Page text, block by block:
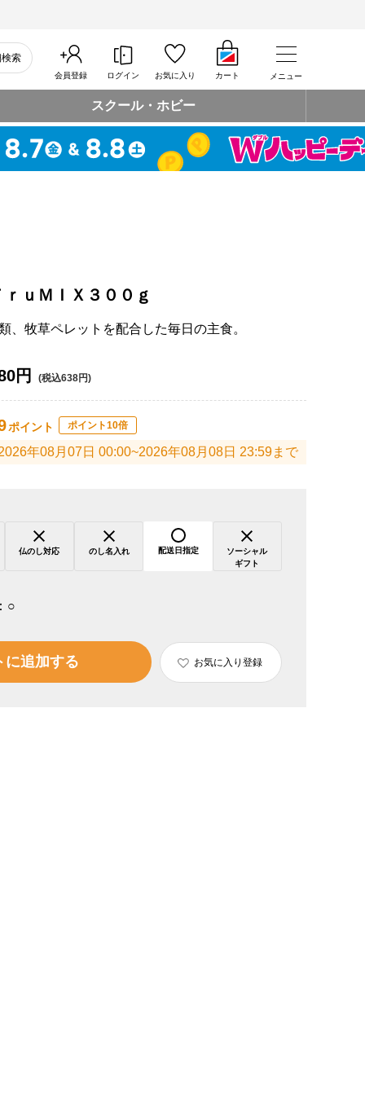
索
会員登録 ログイン お気に入り カート メニュー
スクール・ホビー
ｕＭＩＸ３００ｇ
、牧草ペレットを配合した毎日の主食。
円 (税込638円)
ポイント ポイント10倍
年08月07日 00:00~2026年08月08日 23:59まで
仏のし対応 のし名入れ 配送日指定
ソーシャル
ギフト
○
に追加する お気に入り登録